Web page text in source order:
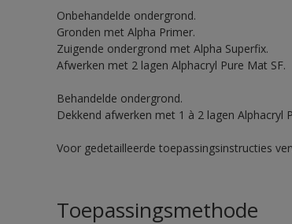
Onbehandelde ondergrond.
Gronden met Alpha Primer.
Zuigende ondergrond met Alpha Superfix.
Afwerken met 2 lagen Alphacryl Pure Mat SF.
Behandelde ondergrond.
Dekkend afwerken met 1 à 2 lagen Alphacryl
Voor gedetailleerde toepassingsinstructies
Toepassingsmethode